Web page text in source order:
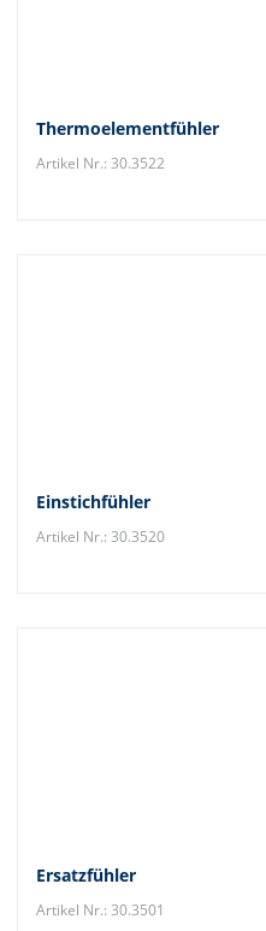
Thermoelementfühler
Artikel Nr.: 30.3522
Einstichfühler
Artikel Nr.: 30.3520
Ersatzfühler
Artikel Nr.: 30.3501